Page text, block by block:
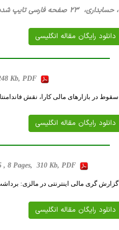
، حسابداری، 23 صفحه فارسی تایپ شده ، 503 کیلو بایت WORD
دانلود رایگان مقاله انگلیسی
Kb, PDF
سقوط در بازارهای مالی کارا، نقش
دانلود رایگان مقاله انگلیسی
, 8 Pages, 310 Kb, PDF
گزارش گری مالی اینترنتی در مالزی:
دانلود رایگان مقاله انگلیسی